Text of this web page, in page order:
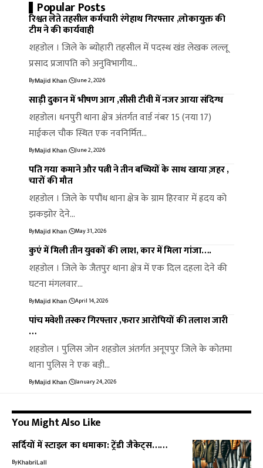
Popular Posts
रिश्वत लेते तहसील कर्मचारी रंगेहाथ गिरफ्तार ,लोकायुक्त की
टीम ने की कार्यवाही
शहडोल । जिले के ब्योहारी तहसील में पदस्थ खंड लेखक लल्लू
प्रसाद प्रजापति को अनुविभागीय…
ByMajid Khan June 2, 2026
साड़ी दुकान में भीषण आग ,सीसी टीवी में नजर आया संदिग्ध
शहडोल। धनपुरी थाना क्षेत्र अंतर्गत वार्ड नंबर 15 (नया 17)
माईकल चौक स्थित एक नवनिर्मित…
ByMajid Khan June 2, 2026
पति गया कमाने और पत्नी ने तीन बच्चियों के साथ खाया ज़हर ,
चारों की मौत
शहडोल । जिले के पपौंध थाना क्षेत्र के ग्राम हिरवार में ह्रदय को
झकझोर देने…
ByMajid Khan May 31, 2026
कुएं में मिली तीन युवकों की लाश, कार में मिला गांजा….
शहडोल । जिले के जैतपुर थाना क्षेत्र में एक दिल दहला देने की
घटना मंगलवार…
ByMajid Khan April 14, 2026
पांच मवेशी तस्कर गिरफ्तार ,फरार आरोपियों की तलाश जारी
…
शहडोल । पुलिस जोन शहडोल अंतर्गत अनूपपुर जिले के कोतमा
थाना पुलिस ने एक बड़ी…
ByMajid Khan January 24, 2026
You Might Also Like
सर्दियों में स्टाइल का धमाका: ट्रेंडी जैकेट्स……
ByKhabriLall